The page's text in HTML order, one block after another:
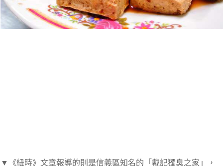
▼《紐時》文章報導的則是信義區知名的「戴記獨臭之家」，